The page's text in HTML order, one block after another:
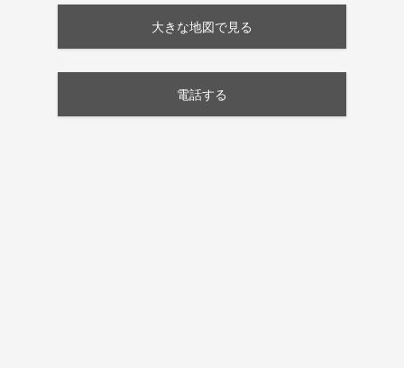
大きな地図で見る
電話する